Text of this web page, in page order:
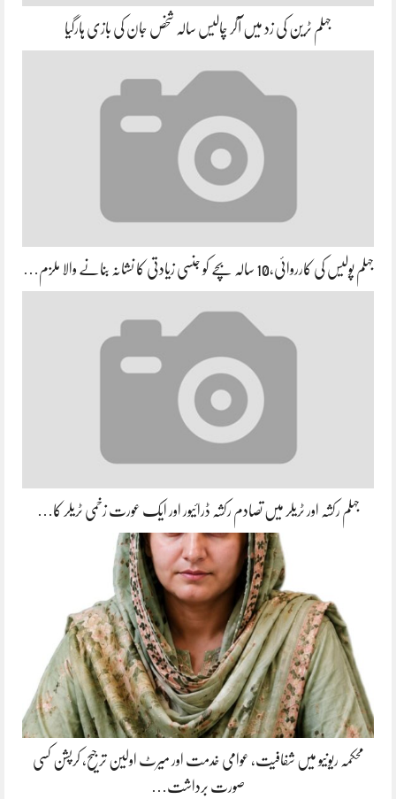
جہلم ٹرین کی زد میں آکر چالیس سالہ شخص جان کی بازی ہارگیا
جہلم پولیس کی کارروائی،10 سالہ بچے کو جنسی زیادتی کا نشانہ بنانے والا ملزم…
جہلم رکشہ اور ٹریلر میں تصادم رکشہ ڈرائیور اور ایک عورت زخمی ٹریلر کا…
محکمہ ریونیو میں شفافیت، عوامی خدمت اور میرٹ اولین ترجیح، کرپشن کسی
صورت برداشت…